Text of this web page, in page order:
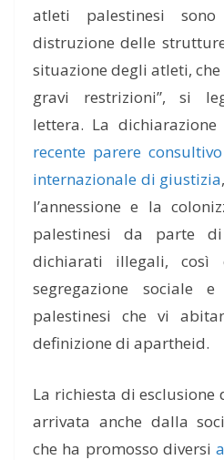
atleti palestinesi
distruzione delle
situazione degli atleti,
gravi restrizioni”, si
lettera. La
recente parere
internazionale di giustizia
l’annessione e la
palestinesi da parte
dichiarati illegali,
segregazione sociale
palestinesi che vi
definizione di apartheid.
La richiesta di esclusione
arrivata anche dalla
che ha promosso diversi